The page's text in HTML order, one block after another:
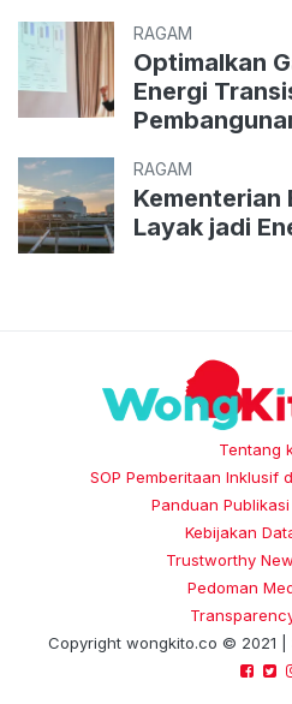
59
RAGAM
Optimalkan
Energi
RAGAM
Kementerian
Layak jadi
Tentang
SOP Pemberitaan Inklusif
Panduan
Kebijakan
Trustworthy
Pedoman
Copyright wongkito.co © 2021 |